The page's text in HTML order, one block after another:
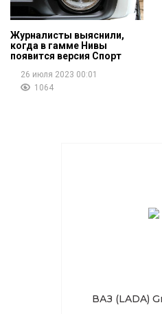
Журналисты выяснили,
когда в гамме Нивы
появится версия Спорт
26 июля 2023 00:01
1064
ВАЗ (LADA)